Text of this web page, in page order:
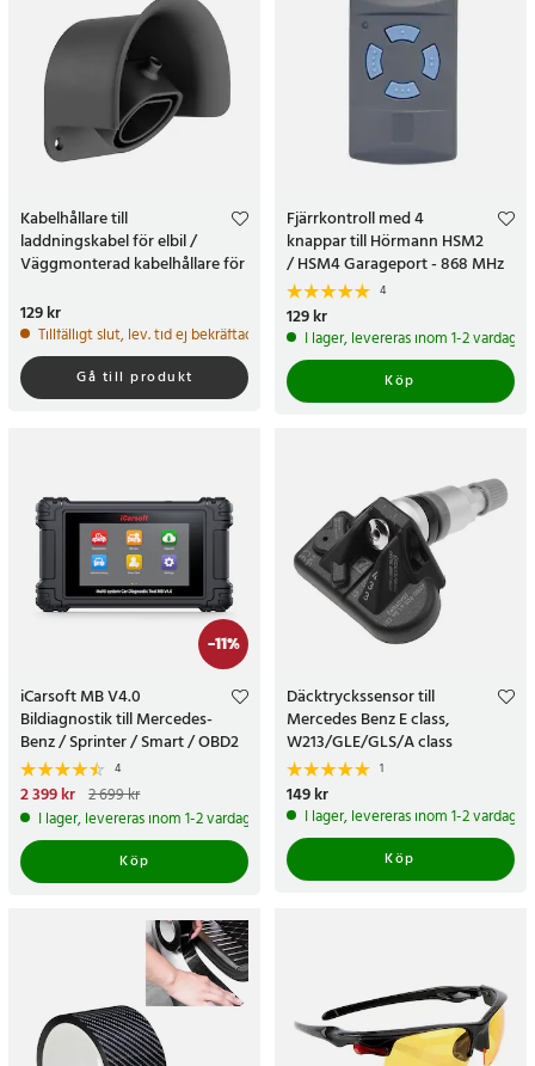
Kabelhållare till
laddningskabel för elbil /
Väggmonterad kabelhållare för
Pris:129 kr
129 kr
Tillfälligt slut, lev. tid ej bekräftad.
Gå till produkt
Fjärrkontroll med 4
knappar till Hörmann HSM2
/ HSM4 Garageport - 868 MHz
4
Pris:129 kr
129 kr
I lager, levereras inom 1-2 vardagar
Köp
-11%
iCarsoft MB V4.0
Bildiagnostik till Mercedes-
Benz / Sprinter / Smart / OBD2
diagnosverktyg / felkodsläsare
bil
4
Nuvarande pris:
2 399 krTidigare pris:2 699 kr
2 399 kr 2 699 kr
I lager, levereras inom 1-2 vardagar
Köp
Däcktryckssensor till
Mercedes Benz E class,
W213/GLE/GLS/A class
1
Pris:149 kr
149 kr
I lager, levereras inom 1-2 vardagar
Köp